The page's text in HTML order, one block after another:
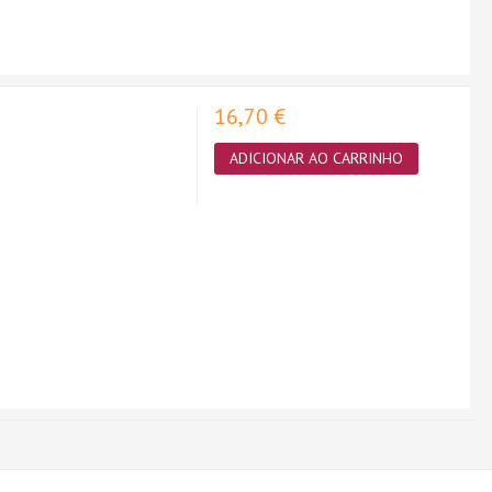
16,70 €
ADICIONAR AO CARRINHO